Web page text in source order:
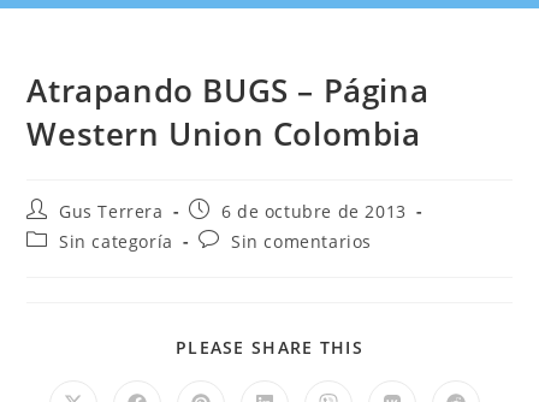
Atrapando BUGS – Página
Western Union Colombia
Gus Terrera
6 de octubre de 2013
Sin categoría
Sin comentarios
PLEASE SHARE THIS